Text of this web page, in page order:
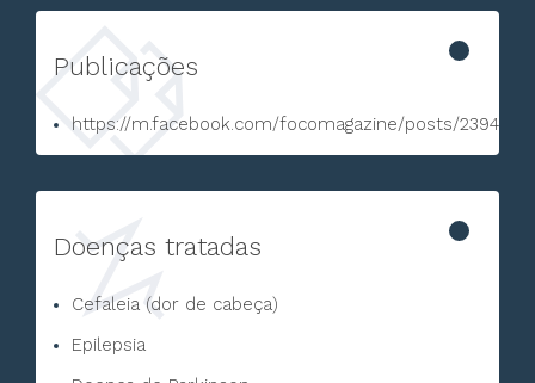
Publicações
https://m.facebook.com/focomagazine/posts/
Doenças tratadas
Cefaleia (dor de cabeça)
Epilepsia